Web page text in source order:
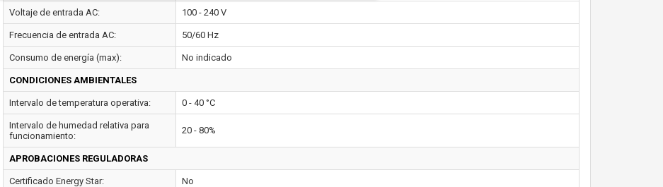
Voltaje de entrada AC: 100 - 240 V
Frecuencia de entrada AC: 50/60 Hz
Consumo de energía (max): No indicado
CONDICIONES AMBIENTALES
Intervalo de temperatura operativa: 0 - 40 °C
Intervalo de humedad relativa para
funcionamiento:
20 - 80%
APROBACIONES REGULADORAS
Certificado Energy Star: No